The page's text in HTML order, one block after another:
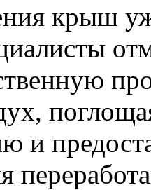
крыш
и